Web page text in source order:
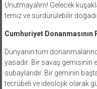
Unutmayalım! Gelecek
temiz ve sürdürülebilir
Cumhuriyet
Dünyanın tüm
yasadır: Bir savaş gemisinin
subaylarıdır. Bir geminin
tecrübeli ve ideolojik olarak